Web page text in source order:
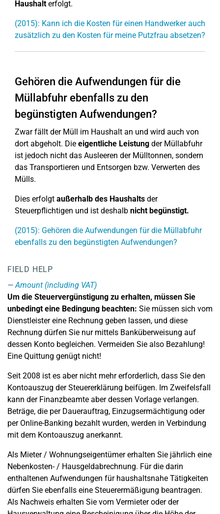
Haushalterfolgt.
(2015): Kann ich die Kosten für einen Handwerker auch
zusätzlich zu den Kosten für meine Putzfrau absetzen?
Gehören die Aufwendungen für die
Müllabfuhr ebenfalls zu den
begünstigten Aufwendungen?
Zwar fällt der Müll im Haushalt an und wird auch von
dort abgeholt. Die eigentliche Leistung der Müllabfuhr
ist jedoch nicht das Ausleeren der Mülltonnen, sondern
das Transportieren und Entsorgen bzw. Verwerten des
Mülls.
Dies erfolgt außerhalb des Haushalts der
Steuerpflichtigen und ist deshalb nicht begünstigt.
(2015): Gehören die Aufwendungen für die Müllabfuhr
ebenfalls zu den begünstigten Aufwendungen?
FIELD HELP
Amount (including VAT)
Um die Steuervergünstigung zu erhalten, müssen Sie
unbedingt eine Bedingung beachten: Sie müssen sich vom
Dienstleister eine Rechnung geben lassen, und diese
Rechnung dürfen Sie nur mittels Banküberweisung auf
dessen Konto begleichen. Vermeiden Sie also Bezahlung!
Eine Quittung genügt nicht!
Seit 2008 ist es aber nicht mehr erforderlich, dass Sie den
Kontoauszug der Steuererklärung beifügen. Im Zweifelsfall
kann der Finanzbeamte aber dessen Vorlage verlangen.
Beträge, die per Dauerauftrag, Einzugsermächtigung oder
per Online-Banking bezahlt wurden, werden in Verbindung
mit dem Kontoauszug anerkannt.
Als Mieter / Wohnungseigentümer erhalten Sie jährlich eine
Nebenkosten- / Hausgeldabrechnung. Für die darin
enthaltenen Aufwendungen für haushaltsnahe Tätigkeiten
dürfen Sie ebenfalls eine Steuerermäßigung beantragen.
Als Nachweis erhalten Sie vom Vermieter oder der